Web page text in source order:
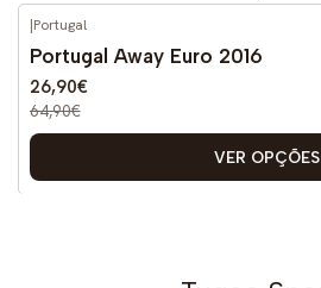
DESCONTO
|Portugal
Portugal Away Euro 2016
26,90€
64,90€
VER OPÇÕES